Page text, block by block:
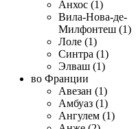
Анхос (1)
Вила-Нова-де-
Милфонтеш (1)
Лоле (1)
Синтра (1)
Элваш (1)
во Франции
Авезан (1)
Амбуаз (1)
Ангулем (1)